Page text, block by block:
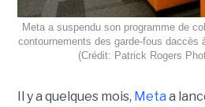
Meta a suspendu son programme de
contournements des garde-fous daccès
(Crédit: Patrick Rogers
Il y a quelques mois, Meta a